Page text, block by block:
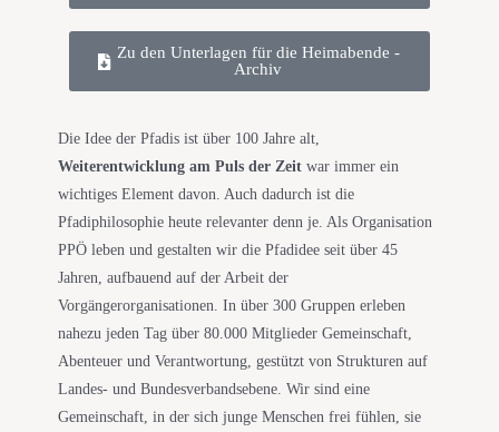
Zu den Unterlagen für die Heimabende -
Archiv
Die Idee der Pfadis ist über 100 Jahre alt,
Weiterentwicklung am Puls der Zeitwar immer ein
wichtiges Element davon. Auch dadurch ist die
Pfadiphilosophie heute relevanter denn je. Als Organisation
PPÖ leben und gestalten wir die Pfadidee seit über 45
Jahren, aufbauend auf der Arbeit der
Vorgängerorganisationen. In über 300 Gruppen erleben
nahezu jeden Tag über 80.000 Mitglieder Gemeinschaft,
Abenteuer und Verantwortung, gestützt von Strukturen auf
Landes- und Bundesverbandsebene. Wir sind eine
Gemeinschaft, in der sich junge Menschen frei fühlen, sie